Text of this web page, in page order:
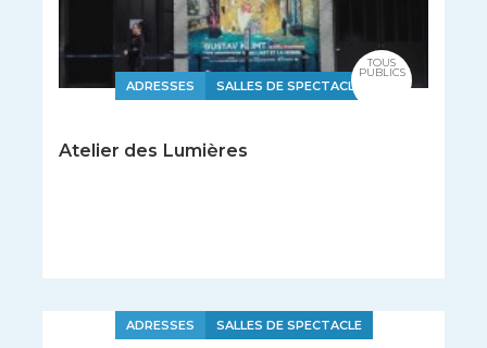
ADRESSES SALLES DE SPECTACLE
Atelier des Lumières
TOUS
PUBLICS
ADRESSES SALLES DE SPECTACLE